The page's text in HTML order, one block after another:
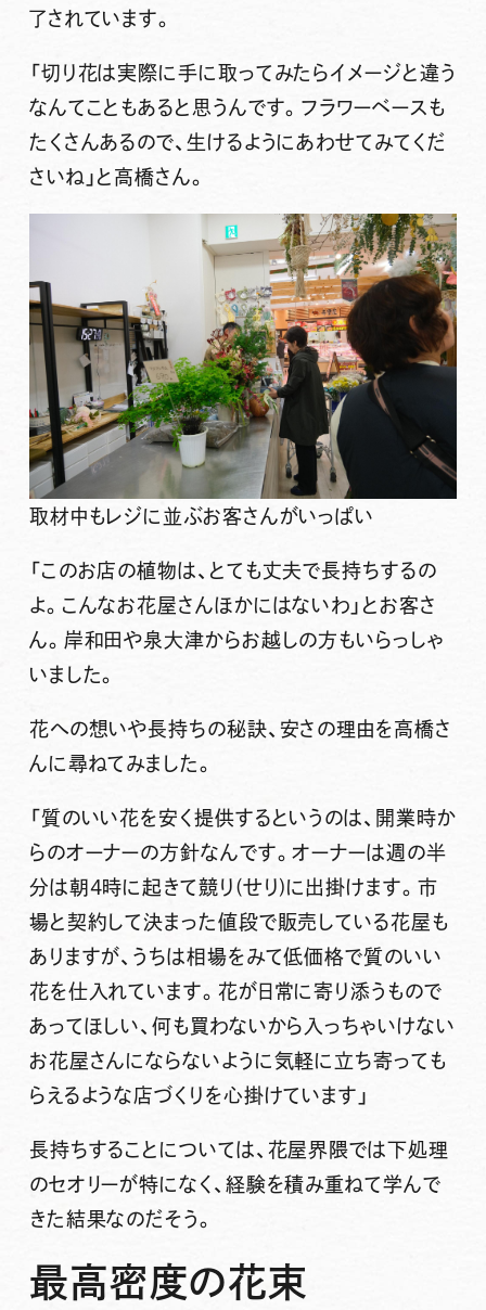
了されています。
「切り花は実際に手に取ってみたらイメージと違う
なんてこともあると思うんです。フラワーベースも
たくさんあるので、生けるようにあわせてみてくだ
さいね」と高橋さん。
取材中もレジに並ぶお客さんがいっぱい
「このお店の植物は、とても丈夫で長持ちするの
よ。こんなお花屋さんほかにはないわ」とお客さ
ん。岸和田や泉大津からお越しの方もいらっしゃ
いました。
花への想いや長持ちの秘訣、安さの理由を高橋さ
んに尋ねてみました。
「質のいい花を安く提供するというのは、開業時か
らのオーナーの方針なんです。オーナーは週の半
分は朝4時に起きて競り(せり)に出掛けます。市
場と契約して決まった値段で販売している花屋も
ありますが、うちは相場をみて低価格で質のいい
花を仕入れています。花が日常に寄り添うもので
あってほしい、何も買わないから入っちゃいけない
お花屋さんにならないように気軽に立ち寄っても
らえるような店づくりを心掛けています」
長持ちすることについては、花屋界隈では下処理
のセオリーが特になく、経験を積み重ねて学んで
きた結果なのだそう。
最高密度の花束